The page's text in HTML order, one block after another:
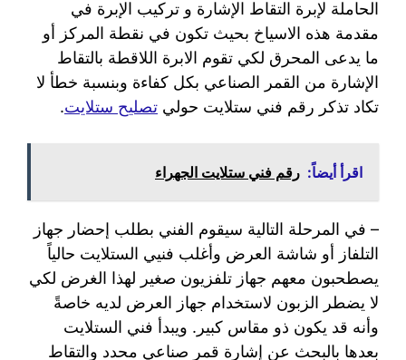
الحاملة لإبرة التقاط الإشارة و تركيب الإبرة في
مقدمة هذه الاسياخ بحيث تكون في نقطة المركز أو
ما يدعى المحرق لكي تقوم الابرة اللاقطة بالتقاط
الإشارة من القمر الصناعي بكل كفاءة وبنسبة خطأ لا
تكاد تذكر رقم فني ستلايت حولي تصليح ستلايت.
اقرأ أيضاً: رقم فني ستلايت الجهراء
– في المرحلة التالية سيقوم الفني بطلب إحضار جهاز
التلفاز أو شاشة العرض وأغلب فنيي الستلايت حالياً
يصطحبون معهم جهاز تلفزيون صغير لهذا الغرض لكي
لا يضطر الزبون لاستخدام جهاز العرض لديه خاصةً
وأنه قد يكون ذو مقاس كبير. ويبدأ فني الستلايت
بعدها بالبحث عن إشارة قمر صناعي محدد والتقاط